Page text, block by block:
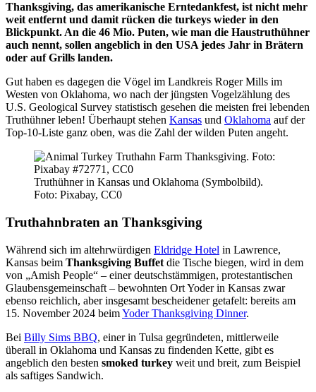
Thanksgiving, das amerikanische Erntedankfest, ist nicht mehr
weit entfernt und damit rücken die turkeys wieder in den
Blickpunkt. An die 46 Mio. Puten, wie man die Haustruthühner
auch nennt, sollen angeblich in den USA jedes Jahr in Brätern
oder auf Grills landen.
Gut haben es dagegen die Vögel im Landkreis Roger Mills im
Westen von Oklahoma, wo nach der jüngsten Vogelzählung des
U.S. Geological Survey statistisch gesehen die meisten frei lebenden
Truthühner leben! Überhaupt stehen Kansas und Oklahoma auf der
Top-10-Liste ganz oben, was die Zahl der wilden Puten angeht.
Truthühner in Kansas und Oklahoma (Symbolbild).
Foto: Pixabay, CC0
Truthahnbraten an Thanksgiving
Während sich im altehrwürdigen Eldridge Hotel in Lawrence,
Kansas beim Thanksgiving Buffet die Tische biegen, wird in dem
von „Amish People“ – einer deutschstämmigen, protestantischen
Glaubensgemeinschaft – bewohnten Ort Yoder in Kansas zwar
ebenso reichlich, aber insgesamt bescheidener getafelt: bereits am
15. November 2024 beimYoder Thanksgiving Dinner.
Bei Billy Sims BBQ, einer in Tulsa gegründeten, mittlerweile
überall in Oklahoma und Kansas zu findenden Kette, gibt es
angeblich den besten smoked turkey weit und breit, zum Beispiel
als saftiges Sandwich.